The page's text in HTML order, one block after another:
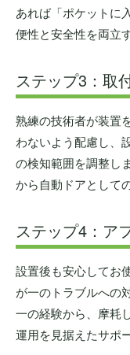
あれば「ポケットに
便性と安全性を両立
ステップ3：取
熟練の技術者が装置
わないよう配慮し、
の検知範囲を調整し
から自動ドアとして
ステップ4：ア
設置後も安心してお
が一のトラブルへの
一の経験から、摩耗
運用を見据えたサポ